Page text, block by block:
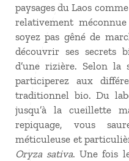
paysages du Laos
relativement
soyez pas gêné de
découvrir ses secrets
d’une rizière. Selon la
participerez aux
traditionnel bio. Du
jusqu’à la cueillette
repiquage, vous
méticuleuse et
Oryza sativa. Une fois